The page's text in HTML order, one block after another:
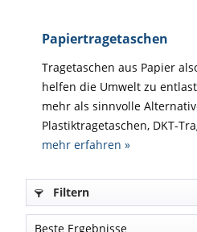
Papiertragetaschen
Tragetaschen aus Papier
helfen die Umwelt zu
mehr als sinnvolle
Plastiktragetaschen, DKT-
mehr erfahren »
Filtern